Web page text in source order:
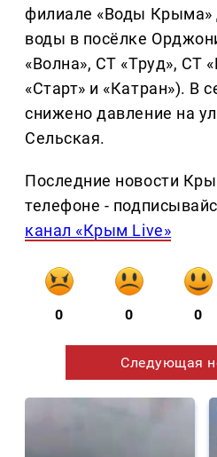
филиале «Воды Крыма»
воды в посёлке
«Волна», СТ «Труд», СТ
«Старт» и «Катран»). В
снижено давление на
Сельская.
Последние новости
телефоне -
канал «Крым Live»
0 0 0
Следующая